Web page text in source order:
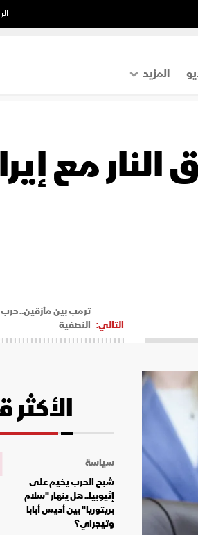
المزيد
اقتصاد
مع
التالي:
ترمب بين مأزقين.. حرب
النصفية
الأكثر
سياسة
شبح الحرب يخيم على
إثيوبيا.. هل ينهار "سلام
بريتوريا" بين أديس أبابا
وتيجراي؟